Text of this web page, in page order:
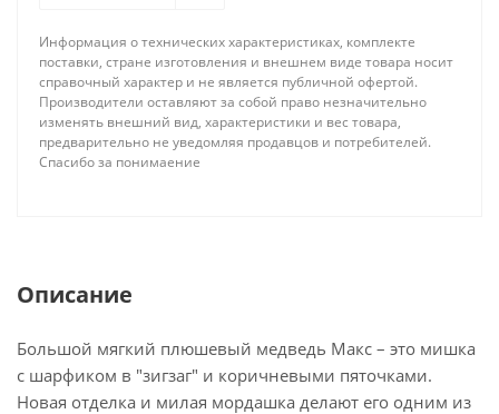
Информация о технических характеристиках, комплекте
поставки, стране изготовления и внешнем виде товара носит
справочный характер и не является публичной офертой.
Производители оставляют за собой право незначительно
изменять внешний вид, характеристики и вес товара,
предварительно не уведомляя продавцов и потребителей.
Спасибо за понимаение
Описание
Большой мягкий плюшевый медведь Макс – это мишка
с шарфиком в "зигзаг" и коричневыми пяточками.
Новая отделка и милая мордашка делают его одним из